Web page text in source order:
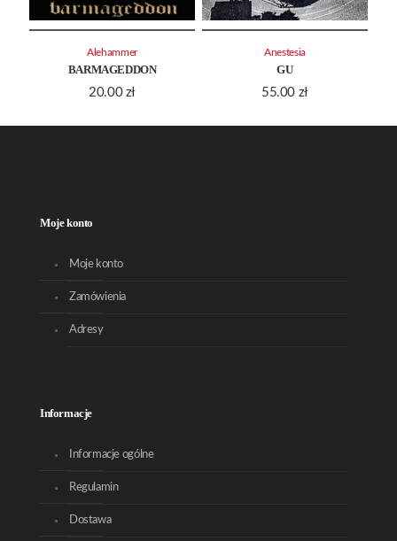
BARMAGEDDON
20.00 zł
Alehammer
GU
55.00 zł
Anestesia
Moje konto
Moje konto
Zamówienia
Adresy
Informacje
Informacje ogólne
Regulamin
Dostawa